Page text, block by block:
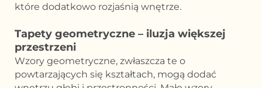
które dodatkowo rozjaśnią wnętrze.
Tapety geometryczne – iluzja większej
przestrzeni
Wzory geometryczne, zwłaszcza te o
powtarzających się kształtach, mogą dodać